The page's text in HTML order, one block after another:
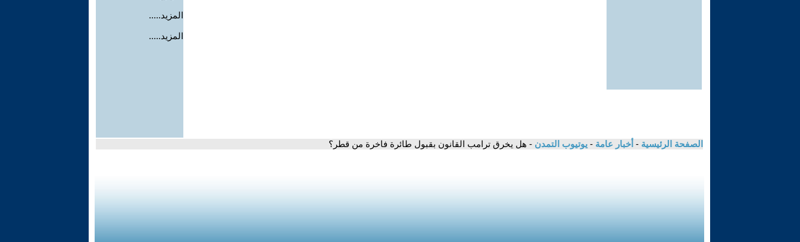
المزيد.....
المزيد.....
الصفحة الرئيسية - أخبار عامة - يوتيوب التمدن - هل يخرق ترامب القانون بقبول طائرة فاخرة من قطر؟